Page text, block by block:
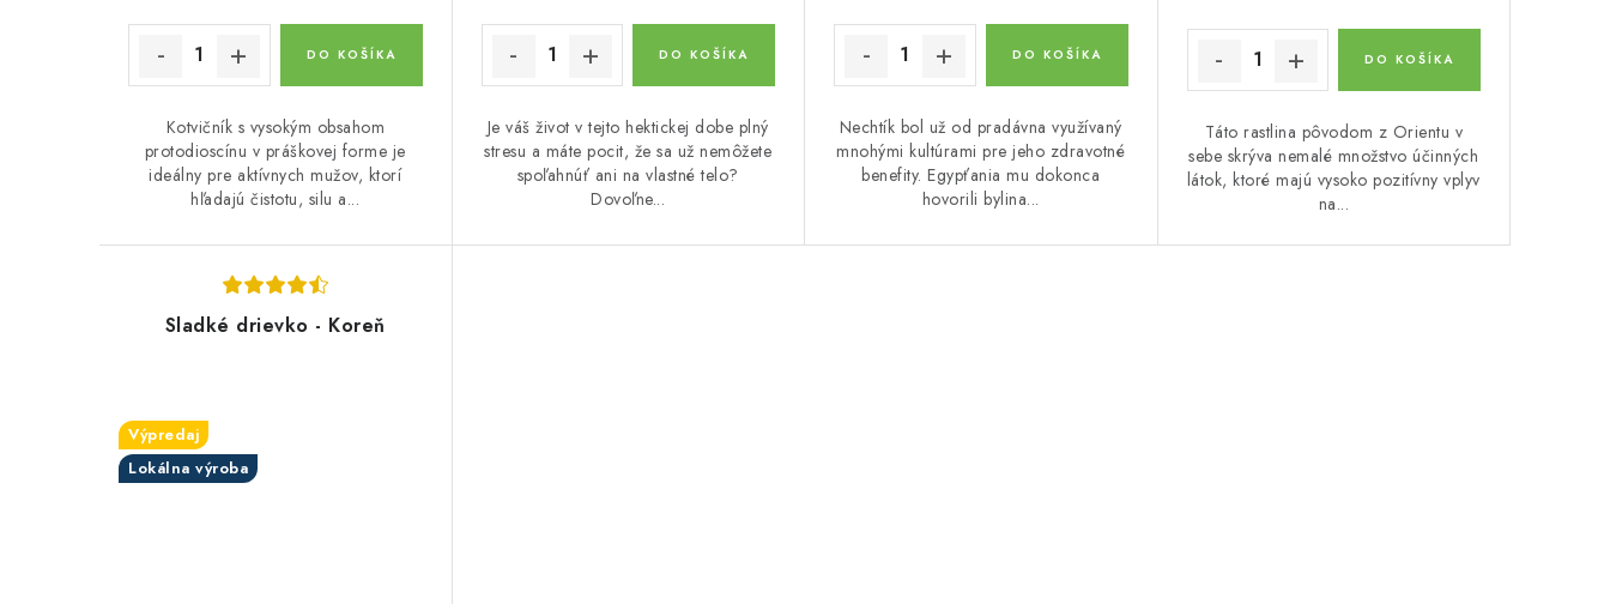
DO KOŠÍKA
Kotvičník s vysokým obsahom
protodioscínu v práškovej forme je
ideálny pre aktívnych mužov, ktorí
hľadajú čistotu, silu a...
DO KOŠÍKA
Je váš život v tejto hektickej dobe plný
stresu a máte pocit, že sa už nemôžete
spoľahnúť ani na vlastné telo?
Dovoľne...
DO KOŠÍKA
Nechtík bol už od pradávna využívaný
mnohými kultúrami pre jeho zdravotné
benefity. Egypťania mu dokonca
hovorili bylina...
DO KOŠÍKA
Táto rastlina pôvodom z Orientu v
sebe skrýva nemalé množstvo účinných
látok, ktoré majú vysoko pozitívny vplyv
na...
Sladké drievko - Koreň
Výpredaj
Lokálna výroba